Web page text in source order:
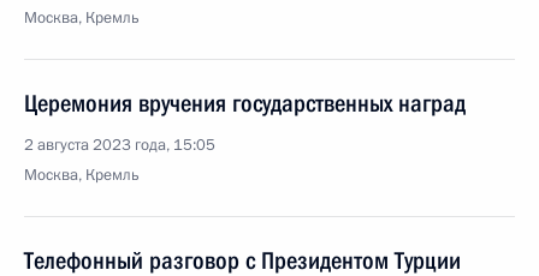
Москва, Кремль
Церемония вручения государственных наград
2 августа 2023 года, 15:05
Москва, Кремль
Телефонный разговор с Президентом Турции